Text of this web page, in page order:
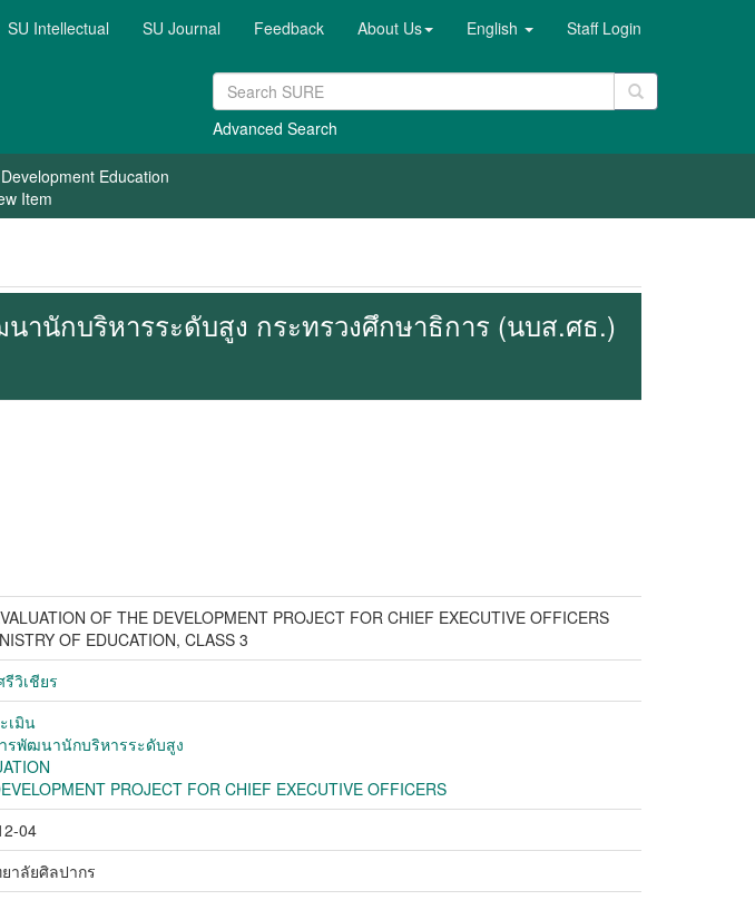
SU Intellectual SU Journal Feedback About Us English Staff Login
Advanced Search
Development Education
Item
านักบริหารระดับสูง กระทรวงศึกษาธิการ (นบส.ศธ.)
OF THE DEVELOPMENT PROJECT FOR CHIEF EXECUTIVE OFFICERS
OF EDUCATION, CLASS 3
วิเชียร
เมิน
รพัฒนานักบริหารระดับสูง
PROJECT FOR CHIEF EXECUTIVE OFFICERS
04
าลัยศิลปากร